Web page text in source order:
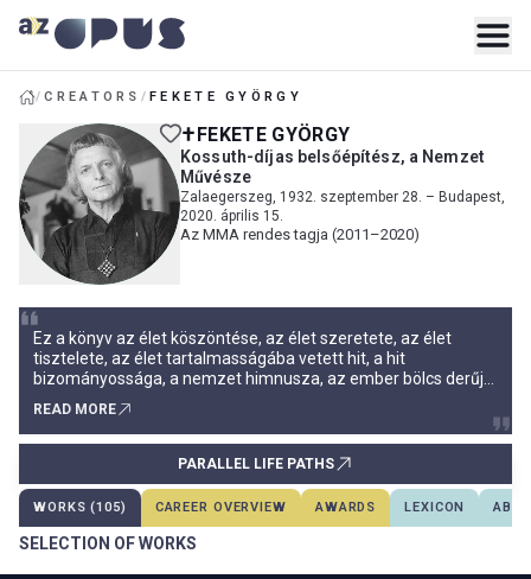
/CREATORS /FEKETE GYÖRGY
FEKETE GYÖRGY
Kossuth-díjas belsőépítész, a Nemzet
Művésze
Zalaegerszeg, 1932. szeptember 28. – Budapest,
2020. április 15.
Az MMA rendes tagja (2011–2020)
Ez a könyv az élet köszöntése, az élet szeretete, az élet
tisztelete, az élet tartalmasságába vetett hit, a hit
bizományossága, a nemzet himnusza, az ember bölcs derűje
köszöntő.Fekete György válogatta számunkra ezt a
különleges csokrot születésnapi ajándékul a budapesti Vigadó
Galériában bemutatott nagyvonalú és alapos életmű kiállítása
READ MORE
PARALLEL LIFE PATHS
WORKS (105) CAREER OVERVIEW AWARDS LEXICON
SELECTION OF WORKS